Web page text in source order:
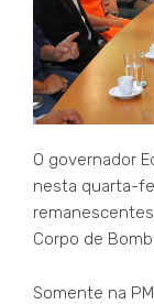
O governador
nesta quarta-
Corpo de
Somente na